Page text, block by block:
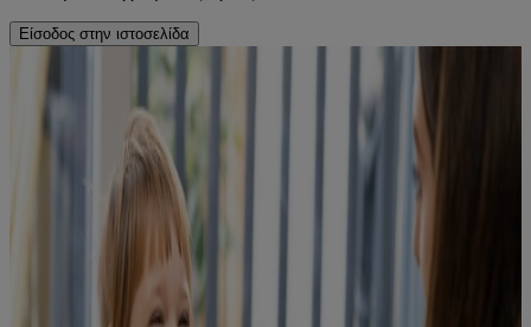
Είσοδος στην ιστοσελίδα